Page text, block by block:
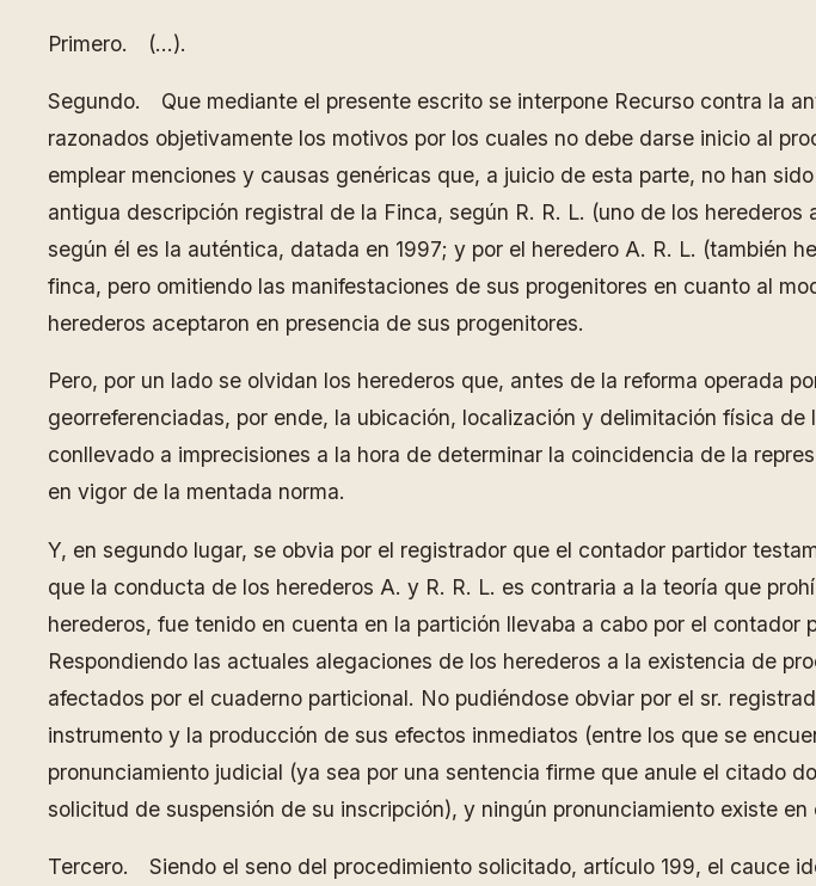
Primero. (…).
Segundo. Que mediante el presente escrito se interpone Recurso contra la
razonados objetivamente los motivos por los cuales no debe darse inicio al
emplear menciones y causas genéricas que, a juicio de esta parte, no han
antigua descripción registral de la Finca, según R. R. L. (uno de los
según él es la auténtica, datada en 1997; y por el heredero A. R. L. (también
finca, pero omitiendo las manifestaciones de sus progenitores en cuanto al
herederos aceptaron en presencia de sus progenitores.
Pero, por un lado se olvidan los herederos que, antes de la reforma operada
georreferenciadas, por ende, la ubicación, localización y delimitación física
conllevado a imprecisiones a la hora de determinar la coincidencia de la
en vigor de la mentada norma.
Y, en segundo lugar, se obvia por el registrador que el contador partidor
que la conducta de los herederos A. y R. R. L. es contraria a la teoría que
herederos, fue tenido en cuenta en la partición llevaba a cabo por el
Respondiendo las actuales alegaciones de los herederos a la existencia de
afectados por el cuaderno particional. No pudiéndose obviar por el sr.
instrumento y la producción de sus efectos inmediatos (entre los que se
pronunciamiento judicial (ya sea por una sentencia firme que anule el citado
solicitud de suspensión de su inscripción), y ningún pronunciamiento existe en
Tercero. Siendo el seno del procedimiento solicitado, artículo 199, el cauce